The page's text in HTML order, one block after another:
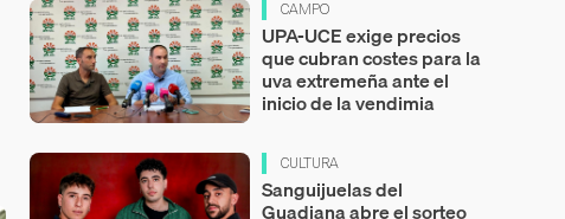
CAMPO
UPA-UCE exige precios
que cubran costes para la
uva extremeña ante el
inicio de la vendimia
CULTURA
Sanguijuelas del
Guadiana abre el sorteo